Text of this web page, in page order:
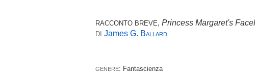
RACCONTO BREVE, Princess Margaret's
DI James G. Ballard
GENERE: Fantascienza